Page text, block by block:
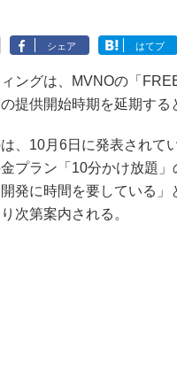
シェア はてブ
ングは、MVNOの「
提供開始時期を延期する
、10月6日に発表されて
プラン「10分かけ放題
発に時間を要している
次第案内される。